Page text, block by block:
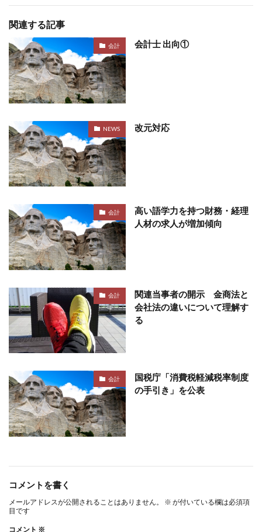
関連する記事
会計 会計士 出向①
NEWS 改元対応
会計
高い語学力を持つ財務・経理
人材の求人が増加傾向
会計
関連当事者の開示 金商法と
会社法の違いについて理解す
る
会計
国税庁「消費税軽減税率制度
の手引き」を公表
コメントを書く
メールアドレスが公開されることはありません。 ※ が付いている欄は必須項
目です
コメント ※